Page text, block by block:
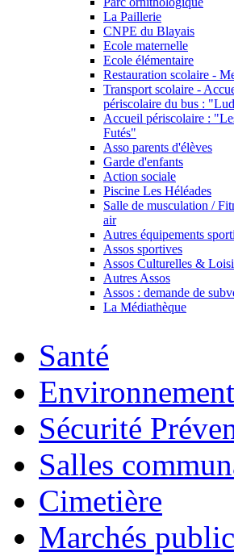
La Paillerie
CNPE du Blayais
Ecole maternelle
Ecole élémentaire
Restauration scolaire -
Transport scolaire -
périscolaire du bus :
Accueil périscolaire :
Futés"
Asso parents d'élèves
Garde d'enfants
Action sociale
Piscine Les Héléades
Salle de musculation /
air
Autres équipements
Assos sportives
Assos Culturelles &
Autres Assos
Assos : demande de
La Médiathèque
Santé
Environnement
Sécurité
Salles
Cimetière
Marchés